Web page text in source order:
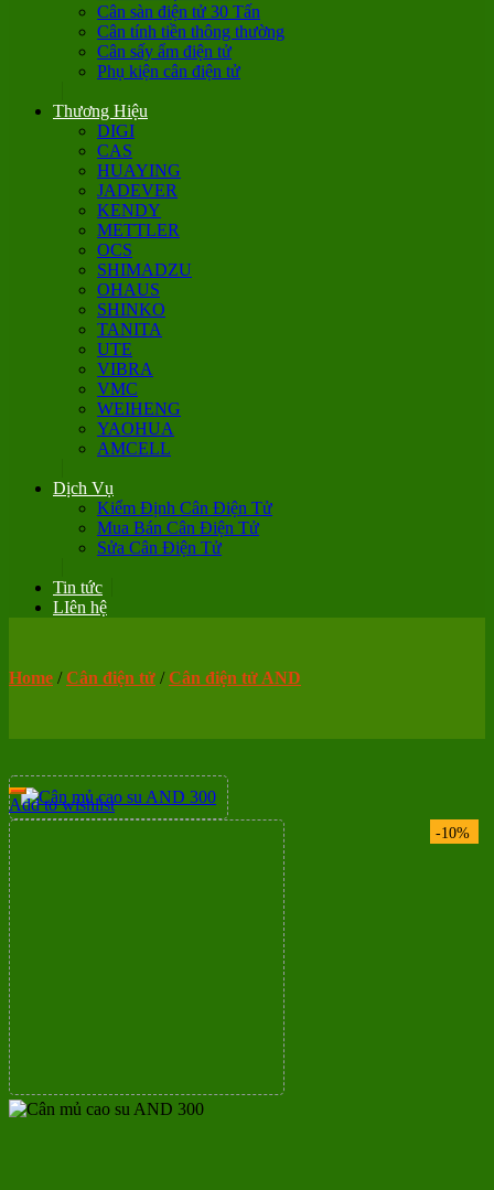
Cân sàn điện tử 30 Tấn
Cân tính tiền thông thường
Cân sấy ẩm điện tử
Phụ kiện cân điện tử
Thương Hiệu
DIGI
CAS
HUAYING
JADEVER
KENDY
METTLER
OCS
SHIMADZU
OHAUS
SHINKO
TANITA
UTE
VIBRA
VMC
WEIHENG
YAOHUA
AMCELL
Dịch Vụ
Kiểm Định Cân Điện Tử
Mua Bán Cân Điện Tử
Sửa Cân Điện Tử
Tin tức
LIên hệ
Home / Cân điện tử / Cân điện tử AND
-10%
Add to wishlist